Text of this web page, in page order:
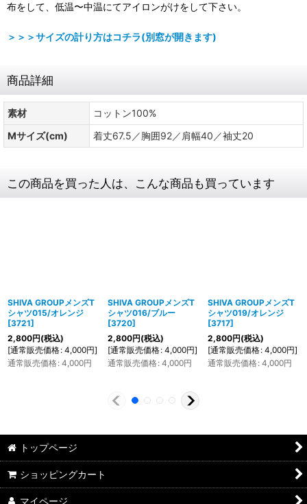
布をして、低温〜中温にてアイロンがけをして下さい。
＞＞＞サイズの計り方はコチラ(別窓が開きます)
商品詳細
素材
コットン100%
Mサイズ(cm)
着丈67.5／胸囲92／肩幅40／袖丈20
この商品を買った人は、こんな商品も買っています
SHIVA GROUPメンズT
シャツ015/オレンジ
[3721]
2,800円(税込)
[通常販売価格: 4,000円]
通常販売価格: 4,000円
SHIVA GROUPメンズT
シャツ016/ブルー
[3720]
2,800円(税込)
[通常販売価格: 4,000円]
通常販売価格: 4,000円
SHIVA GROUPメンズT
シャツ019/オレンジ
[3717]
2,800円(税込)
[通常販売価格: 4,000円]
通常販売価格: 4,000円
トップページ
ショッピングカート
マイページ